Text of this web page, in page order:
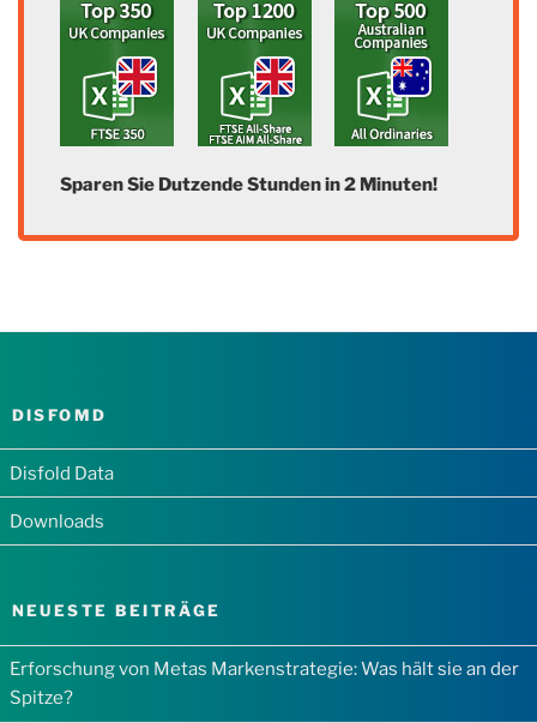
Sparen Sie Dutzende Stunden in 2 Minuten!
DISFOMD
Disfold Data
Downloads
NEUESTE BEITRÄGE
Erforschung von Metas Markenstrategie: Was hält sie an der
Spitze?